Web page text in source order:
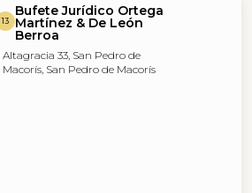
13
Bufete Jurídico Ortega
Martínez & De León
Berroa
Altagracia 33, San Pedro de
Macorís, San Pedro de Macorís